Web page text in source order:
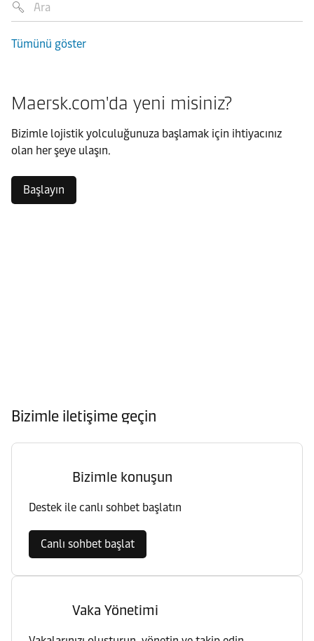
Tümünü göster
Maersk.com'da yeni misiniz?
Bizimle lojistik yolculuğunuza başlamak için ihtiyacınız
olan her şeye ulaşın.
Başlayın
Bizimle iletişime geçin
Bizimle konuşun
Destek ile canlı sohbet başlatın
Canlı sohbet başlat
Vaka Yönetimi